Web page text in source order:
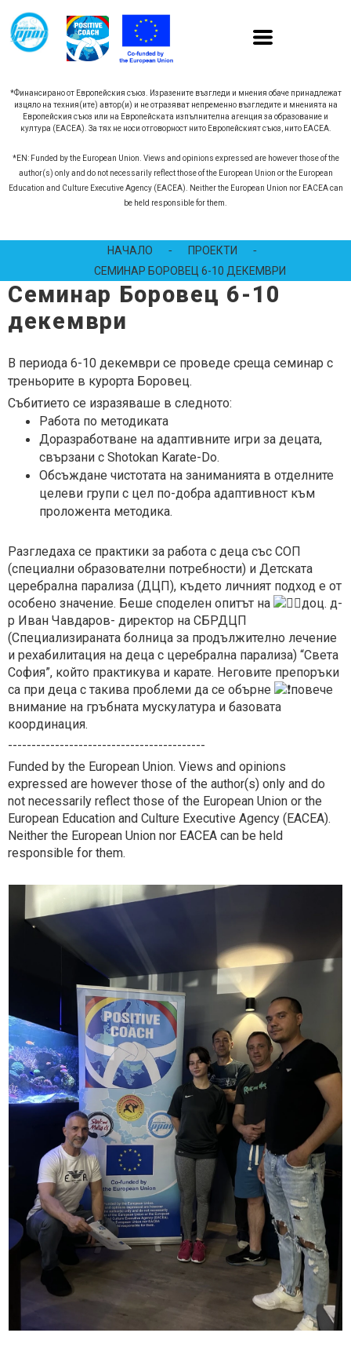
*Финансирано от Европейския съюз. Изразените възгледи и мнения обаче принадлежат
изцяло на техния(ите) автор(и) и не отразяват непременно възгледите и мненията на
Европейския съюз или на Европейската изпълнителна агенция за образование и
култура (EACEA). За тях не носи отговорност нито Европейският съюз, нито EACEA.
*EN: Funded by the European Union. Views and opinions expressed are however those of the
author(s) only and do not necessarily reflect those of the European Union or the European
Education and Culture Executive Agency (EACEA). Neither the European Union nor EACEA can
be held responsible for them.
НАЧАЛО - ПРОЕКТИ -
СЕМИНАР БОРОВЕЦ 6-10 ДЕКЕМВРИ
Семинар Боровец 6-10
декември
В периода 6-10 декември се проведе среща семинар с
треньорите в курорта Боровец.
Събитието се изразяваше в следното:
Работа по методиката
Доразработване на адаптивните игри за децата,
свързани с Shotokan Karate-Do.
Обсъждане чистотата на заниманията в отделните
целеви групи с цел по-добра адаптивност към
проложента методика.
Разгледаха се практики за работа с деца със СОП
(специални образователни потребности) и Детската
церебрална парализа (ДЦП), където личният подход е от
особено значение. Беше споделен опитът на
доц. д-
р Иван Чавдаров- директор на СБРДЦП
(Специализираната болница за продължително лечение
и рехабилитация на деца с церебрална парализа) “Света
София”, който практикува и карате. Неговите препоръки
са при деца с такива проблеми да се обърне
повече
внимание на гръбната мускулатура и базовата
координация.
------------------------------------------
Funded by the European Union. Views and opinions
expressed are however those of the author(s) only and do
not necessarily reflect those of the European Union or the
European Education and Culture Executive Agency (EACEA).
Neither the European Union nor EACEA can be held
responsible for them.